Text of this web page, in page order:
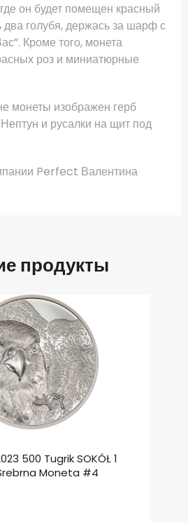
он будет помещен красный
два голубя, держась за шарфс
Кроме того, монета
роз и миниатюрные
монеты изображен герб
Нептун и русалки на щит под
Perfect Валентина
продукты
500 Tugrik SOKÓŁ 1
Moneta #4